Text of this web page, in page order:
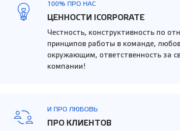
100% ПРО НАС
ЦЕННОСТИ ICORPORATE
Честность, конструктивность по
принципов работы в команде,
окружающим, ответственность за
компании!
И ПРО ЛЮБОВЬ
ПРО КЛИЕНТОВ